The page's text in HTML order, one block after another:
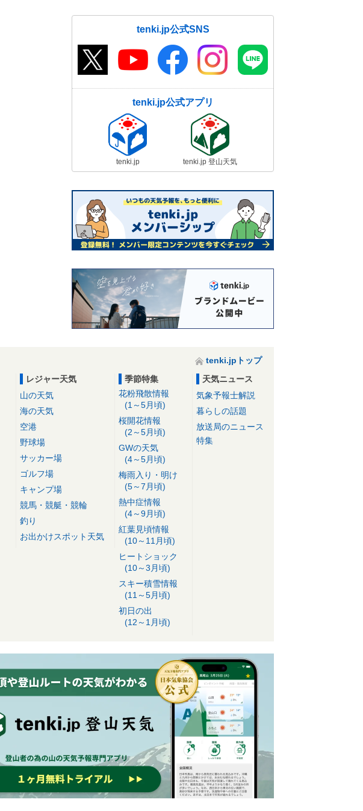
tenki.jp公式SNS
tenki.jp公式アプリ
tenki.jp tenki.jp 登山天気
tenki.jpトップ
レジャー天気
山の天気
海の天気
空港
野球場
サッカー場
ゴルフ場
キャンプ場
競馬・競艇・競輪
釣り
お出かけスポット天気
季節特集
花粉飛散情報
(1～5月頃)
桜開花情報
(2～5月頃)
GWの天気
(4～5月頃)
梅雨入り・明け
(5～7月頃)
熱中症情報
(4～9月頃)
紅葉見頃情報
(10～11月頃)
ヒートショック
(10～3月頃)
スキー積雪情報
(11～5月頃)
初日の出
(12～1月頃)
天気ニュース
気象予報士解説
暮らしの話題
放送局のニュース
特集